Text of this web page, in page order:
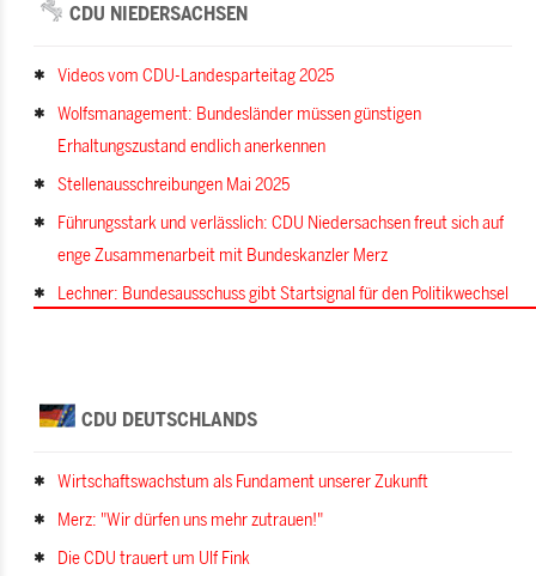
CDU NIEDERSACHSEN
Videos vom CDU-Landesparteitag 2025
Wolfsmanagement: Bundesländer müssen günstigen
Erhaltungszustand endlich anerkennen
Stellenausschreibungen Mai 2025
Führungsstark und verlässlich: CDU Niedersachsen freut sich auf
enge Zusammenarbeit mit Bundeskanzler Merz
Lechner: Bundesausschuss gibt Startsignal für den Politikwechsel
CDU DEUTSCHLANDS
Wirtschaftswachstum als Fundament unserer Zukunft
Merz: "Wir dürfen uns mehr zutrauen!"
Die CDU trauert um Ulf Fink